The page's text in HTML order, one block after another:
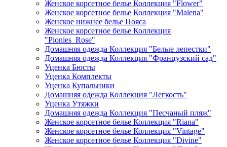
Женское корсетное белье Коллекция "Flower"
Женское корсетное белье Коллекция "Malena"
Женское нижнее белье Пояса
Женское корсетное белье Коллекция
"Pionies_Rose"
Домашняя одежда Коллекция "Белые лепестки"
Домашняя одежда Коллекция "Французский сад"
Уценка Бюсты
Уценка Комплекты
Уценка Купальники
Домашняя одежда Коллекция "Легкость"
Уценка Утяжки
Домашняя одежда Коллекция "Песчаный пляж"
Женское корсетное белье Коллекция "Riana"
Женское корсетное белье Коллекция "Vintage"
Женское корсетное белье Коллекция "Divine"